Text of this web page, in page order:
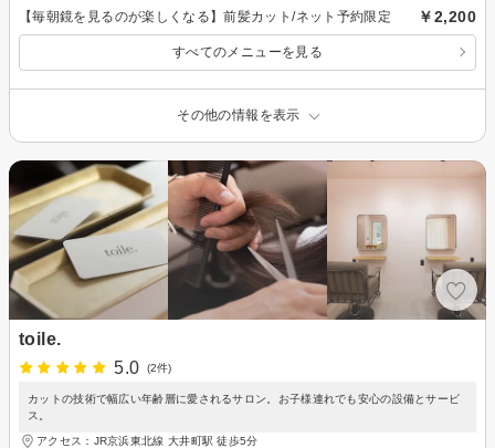
【毎朝鏡を見るのが楽しくなる】前髪カット/ネット予約限定 ￥2,200
すべてのメニューを見る
その他の情報を表示
toile.
5.0
(2件)
カットの技術で幅広い年齢層に愛されるサロン。お子様連れでも安心の設備とサービ
ス。
アクセス：JR京浜東北線 大井町駅 徒歩5分